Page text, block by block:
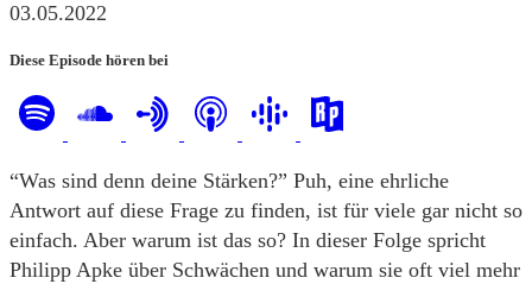
03.05.2022
Diese Episode hören bei
“Was sind denn deine Stärken?” Puh, eine ehrliche
Antwort auf diese Frage zu finden, ist für viele gar nicht so
einfach. Aber warum ist das so? In dieser Folge spricht
Philipp Apke über Schwächen und warum sie oft viel mehr